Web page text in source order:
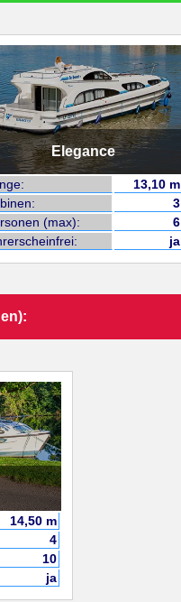
Elegance
13,10 m
3
(max):
6
ja
14,50 m
4
10
ja